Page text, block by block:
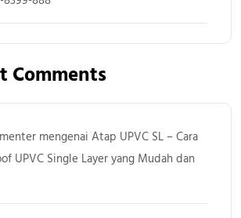
Comments
mengenai Atap UPVC SL – Cara
UPVC Single Layer yang Mudah dan